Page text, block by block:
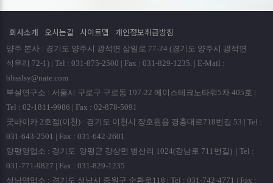
회사소개 오시는길 사이트맵 개인정보취급방침
양주 본사 : 경기도 양주시 광적면 삼일로 77-24 (경기도 양주시 광적면
석우리 72-1) | Tel : 031-875-2500 | Fax : 031-829-1235. | E-Mail :
blisslsy@nate.com
부설연구소 : 서울시 구로구 구로동 197-22 에이스테크노타워5차 405호 |
Tel : 02-1811-9986 | Fax : 02-878-5091
굿바이카 2호점(이천) : 경기도 이천시 장호원읍 경충대로718번길 53 | Tel :
031-643-2501 | Fax : 031-642-2601
양평영업소 : 경기도 양평군 강상면 병산리 1024(강남로 711번길) | Tel :
031-771-9827 | Fax : 031-829-1235
성남영업소 : 경기도 성남시 중원구 순환로118 | Tel : 031-742-4771 | Fax :